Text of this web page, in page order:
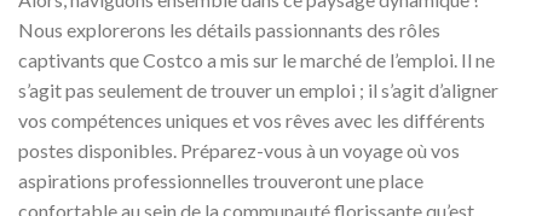
Nous explorerons les détails passionnants des rôles
captivants que Costco a mis sur le marché de l’emploi. Il ne
s’agit pas seulement de trouver un emploi ; il s’agit d’aligner
vos compétences uniques et vos rêves avec les différents
postes disponibles. Préparez-vous à un voyage où vos
aspirations professionnelles trouveront une place
confortable au sein de la communauté florissante qu’est